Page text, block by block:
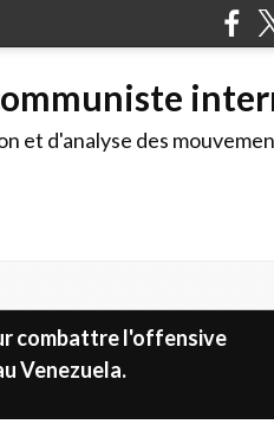
et d'analyse des
combattre l'offensive
Venezuela.